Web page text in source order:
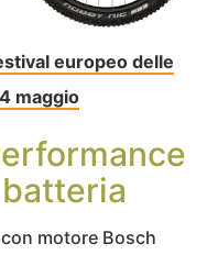
europeo delle
maggio
motore Bosch